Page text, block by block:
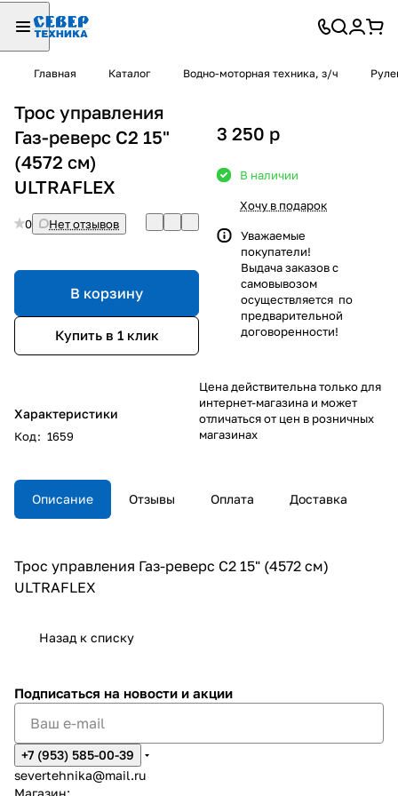
Главная Каталог Водно-моторная техника, з/ч
Трос управления
Газ-реверс С2 15"
(4572 см)
ULTRAFLEX
0 Нет отзывов
В корзину
Купить в 1 клик
Характеристики
Код: 1659
3 250 p
В наличии
Хочу в подарок
Уважаемые
покупатели!
Выдача заказов с
самовывозом
осуществляется по
предварительной
договоренности!
Цена действительна только для
интернет-магазина и может
отличаться от цен в розничных
магазинах
Описание Отзывы Оплата Доставка
Трос управления Газ-реверс С2 15" (4572 см)
ULTRAFLEX
Назад к списку
Подписаться на новости и акции
+7 (953) 585-00-39
severtehnika@mail.ru
Магазин: